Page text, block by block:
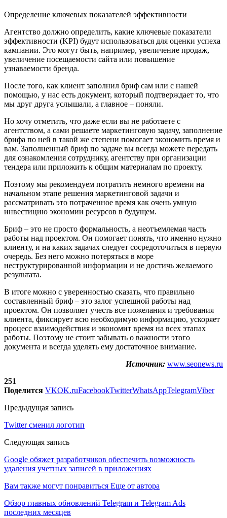
Определение ключевых показателей эффективности
Агентство должно определить, какие ключевые показатели
эффективности (KPI) будут использоваться для оценки успеха
кампании. Это могут быть, например, увеличение продаж,
увеличение посещаемости сайта или повышение
узнаваемости бренда.
После того, как клиент заполнил бриф сам или с нашей
помощью, у нас есть документ, который подтверждает то, что
мы друг друга услышали, а главное – поняли.
Но хочу отметить, что даже если вы не работаете с
агентством, а сами решаете маркетинговую задачу, заполнение
брифа по ней в такой же степени помогает экономить время и
вам. Заполненный бриф по задаче вы всегда можете передать
для ознакомления сотруднику, агентству при организации
тендера или приложить к общим материалам по проекту.
Поэтому мы рекомендуем потратить немного времени на
начальном этапе решения маркетинговой задачи и
рассматривать это потраченное время как очень умную
инвестицию экономии ресурсов в будущем.
Бриф – это не просто формальность, а неотъемлемая часть
работы над проектом. Он помогает понять, что именно нужно
клиенту, и на каких задачах следует сосредоточиться в первую
очередь. Без него можно потеряться в море
неструктурированной информации и не достичь желаемого
результата.
В итоге можно с уверенностью сказать, что правильно
составленный бриф – это залог успешной работы над
проектом. Он позволяет учесть все пожелания и требования
клиента, фиксирует всю необходимую информацию, ускоряет
процесс взаимодействия и экономит время на всех этапах
работы. Поэтому не стоит забывать о важности этого
документа и всегда уделять ему достаточное внимание.
Источник: www.seonews.ru
251
Поделится VKOK.ruFacebookTwitterWhatsAppTelegramViber
Предыдущая запись
Twitter сменил логотип
Следующая запись
Google обяжет разработчиков обеспечить возможность
удаления учетных записей в приложениях
Вам также могут понравиться Еще от автора
Обзор главных обновлений Telegram и Telegram Ads
последних месяцев